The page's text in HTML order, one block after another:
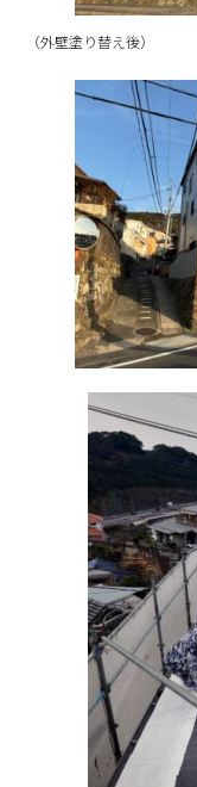
（外壁塗り替え後）